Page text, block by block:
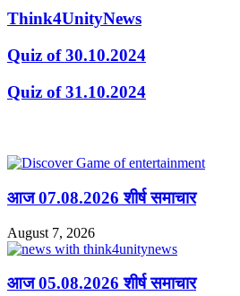
Think4UnityNews
Quiz of 30.10.2024
Quiz of 31.10.2024
आज 07.08.2026 शीर्ष समाचार
August 7, 2026
आज 05.08.2026 शीर्ष समाचार